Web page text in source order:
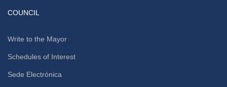
COUNCIL
Write to the Mayor
Schedules of Interest
Sede Electrónica